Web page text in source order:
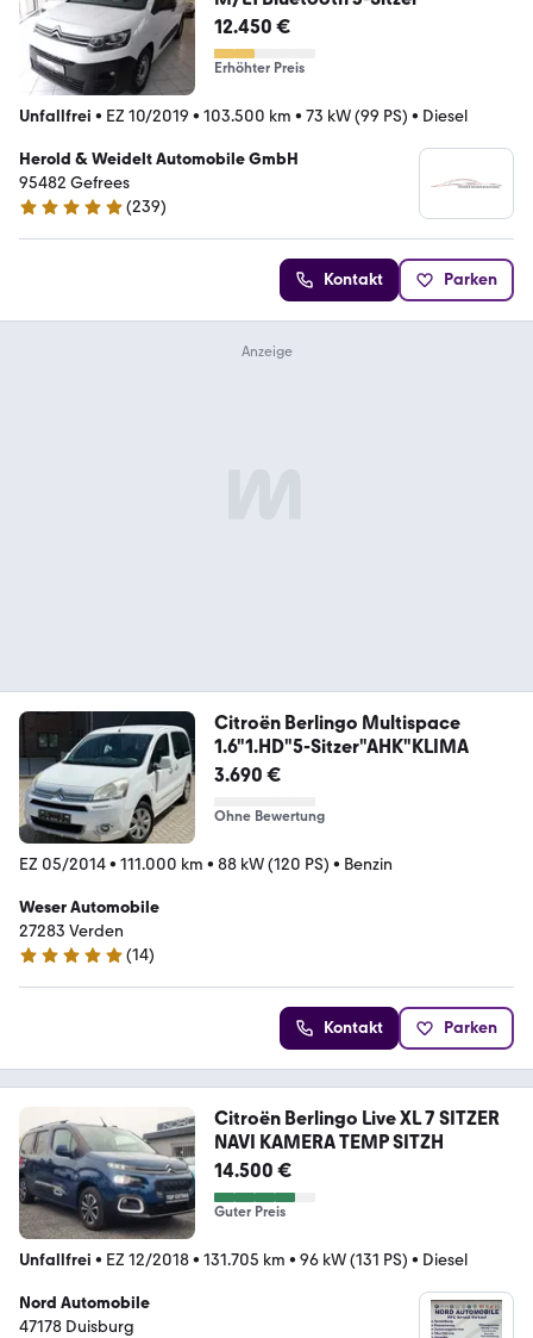
12.450 €
Erhöhter Preis
Unfallfrei • EZ 10/2019 • 103.500 km • 73 kW (99 PS) • Diesel
Herold & Weidelt Automobile GmbH
95482 Gefrees
4.9 Sterne
(239)
Kontakt Parken
Citroën Berlingo Multispace
1.6"1.HD"5-Sitzer"AHK"KLIMA
3.690 €
Ohne Bewertung
EZ 05/2014• 111.000 km • 88 kW (120 PS) • Benzin
Weser Automobile
27283 Verden
5 Sterne
(14)
Kontakt Parken
Citroën Berlingo Live XL 7 SITZER
NAVI KAMERA TEMP SITZH
14.500 €
Guter Preis
Unfallfrei • EZ 12/2018• 131.705 km • 96 kW (131 PS) • Diesel
Nord Automobile
47178 Duisburg